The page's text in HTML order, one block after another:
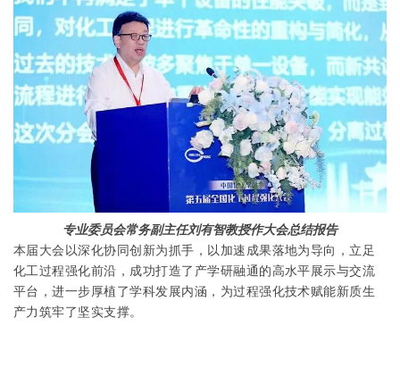
专业委员会常务副主任刘有智教授作大会总结报告
本届大会 以深化协同创新为抓手，以加速成果落地为导向， 立足
化工过程强化前沿，成功打造了产学研融通的高水平展示与交流
平台，进一步厚植了学科发展内涵，为过程强化技术赋能新质生
产力筑牢了坚实支撑。